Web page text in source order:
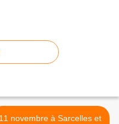
11 novembre à Sarcelles et